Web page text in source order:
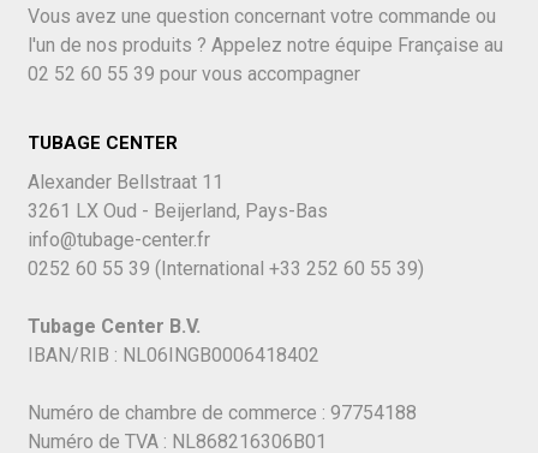
Vous avez une question concernant votre commande ou
l'un de nos produits ? Appelez notre équipe Française au
02 52 60 55 39 pour vous accompagner
TUBAGE CENTER
Alexander Bellstraat 11
3261 LX Oud - Beijerland, Pays-Bas
info@tubage-center.fr
0252 60 55 39 (International +33 252 60 55 39)
Tubage Center B.V.
IBAN/RIB : NL06INGB0006418402
Numéro de chambre de commerce : 97754188
Numéro de TVA : NL868216306B01